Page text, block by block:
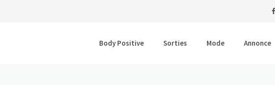
Body Positive Sorties Mode Annonce